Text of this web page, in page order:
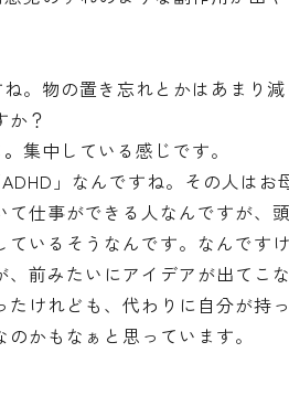
。物の置き忘れとかはあまり減
？
。 集中している感じです。
」なんですね。その人はお
仕事ができる人なんですが、
いるそうなんです。なんです
前みたいにアイデアが出てこ
けれども、代わりに自分が持
かもなぁと思っています。